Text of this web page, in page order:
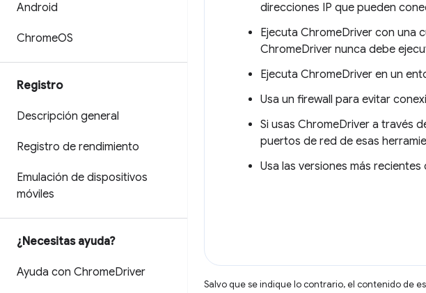
Android
ChromeOS
Registro
Descripción general
Registro de rendimiento
Emulación de dispositivos
móviles
¿Necesitas ayuda?
Ayuda con ChromeDriver
direcciones IP que pueden
Ejecuta ChromeDriver con una
ChromeDriver nunca debe
Ejecuta ChromeDriver en un
Usa un firewall para evitar
Si usas ChromeDriver a través
puertos de red de esas
Usa las versiones más
Salvo que se indique lo contrario, el contenido de